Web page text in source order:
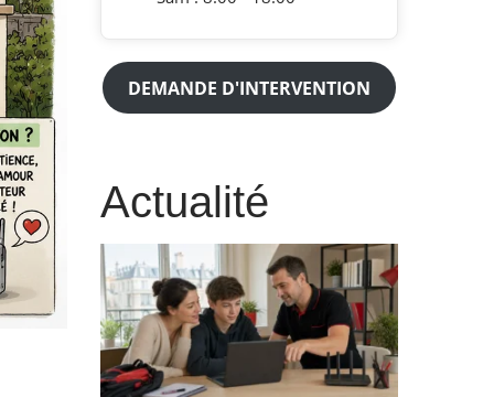
DEMANDE D'INTERVENTION
Actualité